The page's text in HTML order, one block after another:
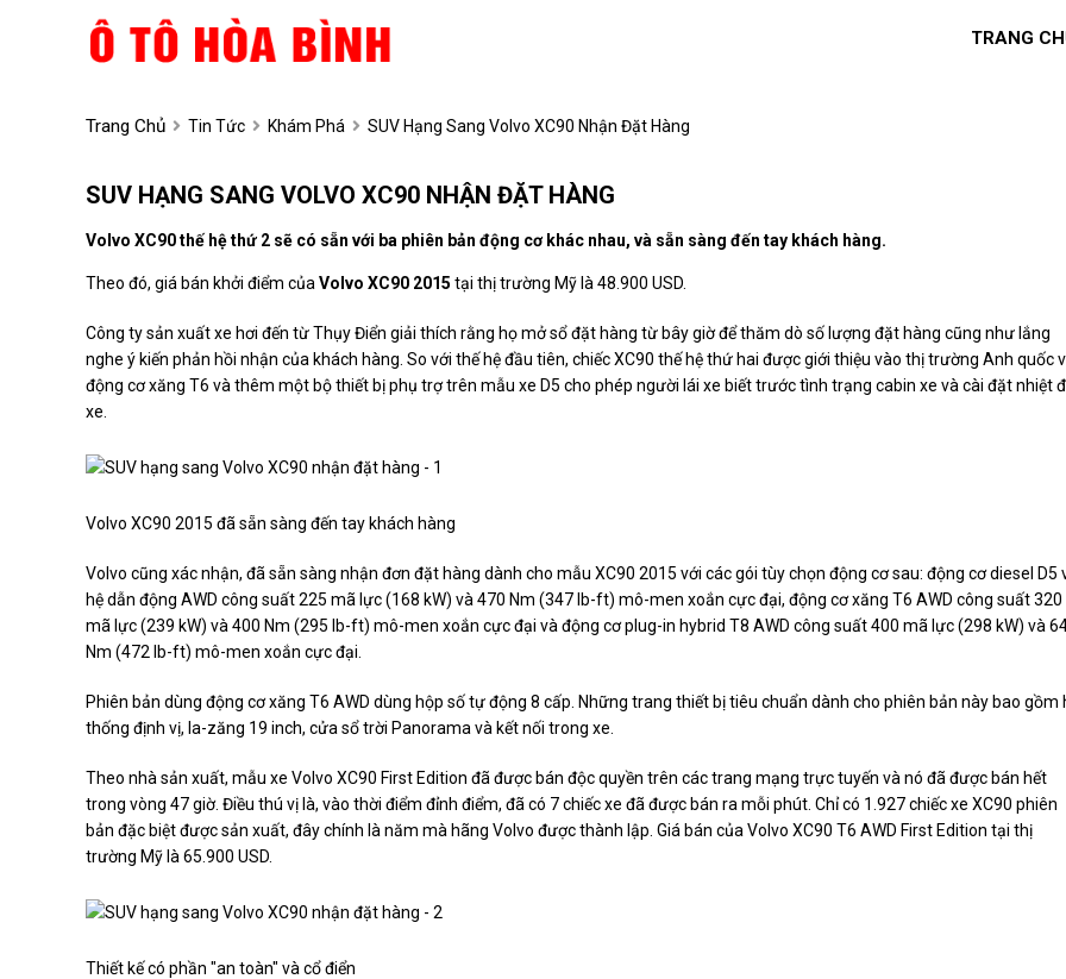
TRANG
Trang Chủ Tin Tức Khám Phá SUV Hạng Sang Volvo XC90 Nhận Đặt Hàng
SUV HẠNG SANG VOLVO XC90 NHẬN ĐẶT HÀNG
Volvo XC90 thế hệ thứ 2 sẽ có sẵn với ba phiên bản động cơ khác nhau, và sẵn sàng đến tay khách hàng.
Theo đó, giá bán khởi điểm của Volvo XC90 2015 tại thị trường Mỹ là 48.900 USD.
Công ty sản xuấtxe hơi đến từ Thụy Điển giải thích rằng họ mở sổ đặt hàng từ bây giờ để thăm dò số lượng đặt hàng cũng như lắng
nghe ý kiến phản hồi nhận của khách hàng. So với thế hệ đầu tiên, chiếc XC90 thế hệ thứ hai được giới thiệu vào thị trường Anh quốc
động cơ xăng T6 và thêm một bộ thiết bị phụ trợ trên mẫu xe D5 cho phép người lái xe biết trước tình trạng cabin xe và cài đặt nhiệt
xe.
Volvo XC90 2015 đã sẵn sàng đến tay khách hàng
Volvo cũng xác nhận, đã sẵn sàng nhận đơn đặt hàng dành cho mẫu XC90 2015 với các gói tùy chọn động cơ sau: động cơ diesel D5
hệ dẫn động AWD công suất 225 mã lực (168 kW) và 470 Nm (347 lb-ft) mô-men xoắn cực đại, động cơ xăng T6 AWD công suất 320
mã lực (239 kW) và 400 Nm (295 lb-ft) mô-men xoắn cực đại và động cơ plug-in hybrid T8 AWD công suất 400 mã lực (298 kW) và
Nm (472 lb-ft) mô-men xoắn cực đại.
Phiên bản dùng động cơ xăng T6 AWD dùng hộp số tự động 8 cấp. Những trang thiết bị tiêu chuẩn dành cho phiên bản này bao gồm
thống định vị, la-zăng 19 inch, cửa sổ trời Panorama và kết nối trong xe.
Theo nhà sản xuất, mẫu xe Volvo XC90 First Edition đã được bán độc quyền trên các trang mạng trực tuyến và nó đã được bán hết
trong vòng 47 giờ. Điều thú vị là, vào thời điểm đỉnh điểm, đã có 7 chiếc xe đã được bán ra mỗi phút. Chỉ có 1.927 chiếc xe XC90 phiên
bản đặc biệt được sản xuất, đây chính là năm mà hãng Volvo được thành lập. Giá bán của Volvo XC90 T6 AWD First Edition tại thị
trường Mỹ là 65.900 USD.
Thiết kế có phần "an toàn" và cổ điển